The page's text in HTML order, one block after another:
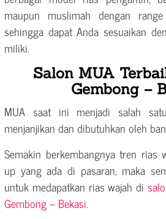
maupun muslimah dengan
sehingga dapat Anda sesuaikan
miliki.
Salon MUA
Gembong –
MUA saat ini menjadi salah
menjanjikan dan dibutuhkan oleh
Semakin berkembangnya tren rias
up yang ada di pasaran, maka
untuk medapatkan rias wajah di
Gembong – Bekasi.